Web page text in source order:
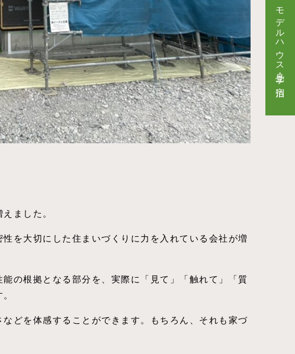
ました。
を大切にした住まいづくりに力を入れている会社が増
の根拠となる部分を、実際に「見て」「触れて」「質
どを体感することができます。もちろん、それも家づ
モデルハウス見学・ご宿泊